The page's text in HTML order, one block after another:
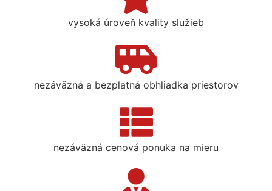
vysoká úroveň kvality služieb
nezáväzná a bezplatná obhliadka priestorov
nezáväzná cenová ponuka na mieru